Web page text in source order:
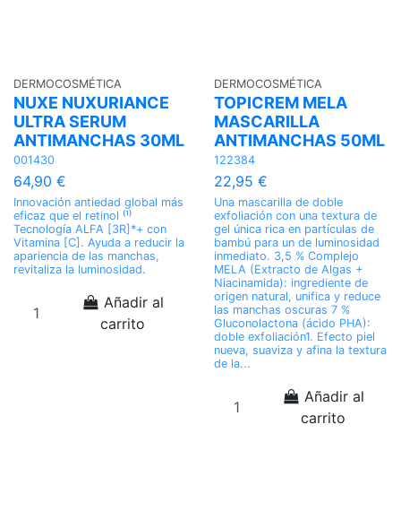
DERMOCOSMÉTICA
NUXE NUXURIANCE
ULTRA SERUM
ANTIMANCHAS 30ML
001430
64,90 €
Innovación antiedad global más
eficaz que el retinol ⁽¹⁾
Tecnología ALFA [3R]*+ con
Vitamina [C]. Ayuda a reducir la
apariencia de las manchas,
revitaliza la luminosidad.
Añadir al
carrito
DERMOCOSMÉTICA
TOPICREM MELA
MASCARILLA
ANTIMANCHAS 50ML
122384
22,95 €
Una mascarilla de doble
exfoliación con una textura de
gel única rica en partículas de
bambú para un de luminosidad
inmediato. 3,5 % Complejo
MELA (Extracto de Algas +
Niacinamida): ingrediente de
origen natural, unifica y reduce
las manchas oscuras 7 %
Gluconolactona (ácido PHA):
doble exfoliación1. Efecto piel
nueva, suaviza y afina la textura
de la...
Añadir al
carrito